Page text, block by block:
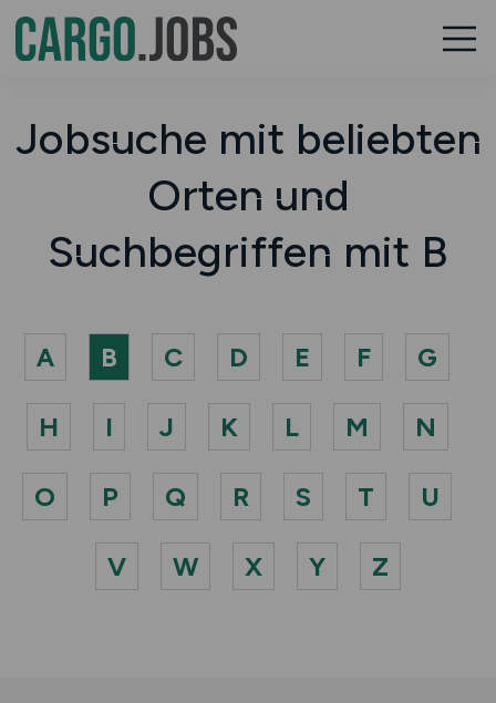
Jobsuche mit beliebten
Orten und
Suchbegriffen mit B
A B C D E F G
H I J K L M N
O P Q R S T U
V W X Y Z